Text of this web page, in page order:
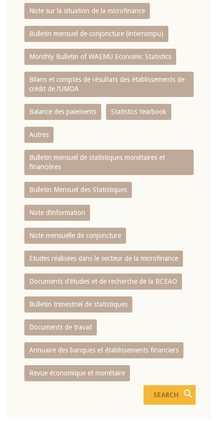
Note sur la situation de la microfinance
Bulletin mensuel de conjoncture (interrompu)
Monthly Bulletin of WAEMU Economic Statistics
Bilans et comptes de résultats des établissements de
crédit de l‘UMOA
Balance des paiements Statistics Yearbook
Autres
Bulletin mensuel de statistiques monétaires et
financières
Bulletin Mensuel des Statistiques
Note d’information
Note mensuelle de conjoncture
Etudes réalisées dans le secteur de la microfinance
Documents d’études et de recherche de la BCEAO
Bulletin trimestriel de statistiques
Documents de travail
Annuaire des banques et établissements financiers
Revue économique et monétaire